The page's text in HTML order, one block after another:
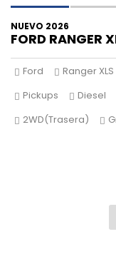
NUEVO 2026
FORD RANGER
Ford Ranger XLS
Pickups
Diesel
2WD(Trasera)